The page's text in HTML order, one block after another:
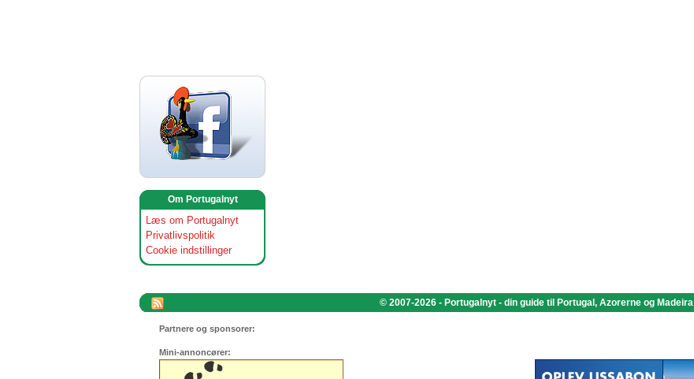
Om Portugalnyt
Læs om Portugalnyt
Privatlivspolitik
Cookie indstillinger
© 2007-2026 - Portugalnyt - din guide til Portugal, Azorerne og Madeira
Partnere og sponsorer:
Mini-annoncører: